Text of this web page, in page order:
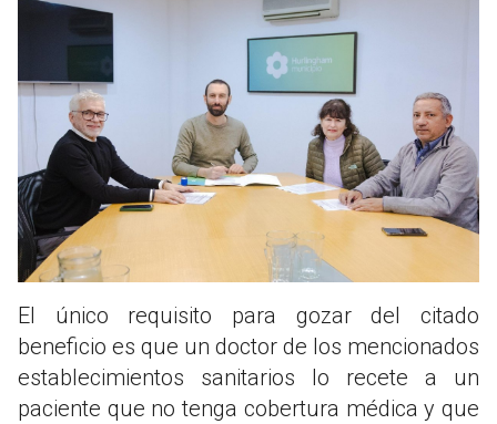
El único requisito para gozar del citado
beneficio es que un doctor de los mencionados
establecimientos sanitarios lo recete a un
paciente que no tenga cobertura médica y que